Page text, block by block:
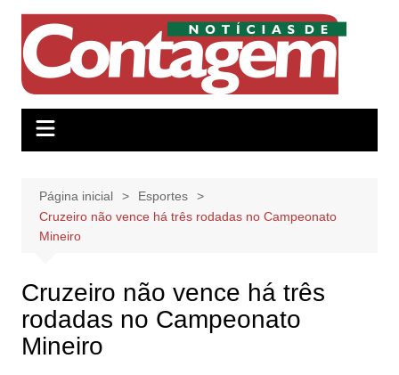
conteúdo
Página inicial
Esportes
Cruzeiro não vence há três rodadas no Campeonato
Mineiro
Cruzeiro não vence há três
rodadas no Campeonato
Mineiro